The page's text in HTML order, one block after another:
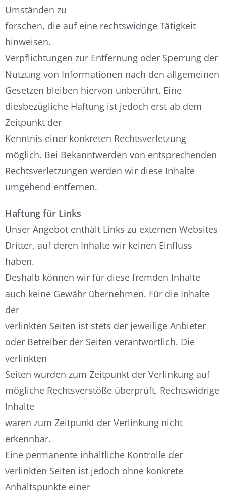
Umständen zu
forschen, die auf eine rechtswidrige Tätigkeit
hinweisen.
Verpflichtungen zur Entfernung oder Sperrung der
Nutzung von Informationen nach den allgemeinen
Gesetzen bleiben hiervon unberührt. Eine
diesbezügliche Haftung ist jedoch erst ab dem
Zeitpunkt der
Kenntnis einer konkreten Rechtsverletzung
möglich. Bei Bekanntwerden von entsprechenden
Rechtsverletzungen werden wir diese Inhalte
umgehend entfernen.
Haftung für Links
Unser Angebot enthält Links zu externen Websites
Dritter, auf deren Inhalte wir keinen Einfluss
haben.
Deshalb können wir für diese fremden Inhalte
auch keine Gewähr übernehmen. Für die Inhalte
der
verlinkten Seiten ist stets der jeweilige Anbieter
oder Betreiber der Seiten verantwortlich. Die
verlinkten
Seiten wurden zum Zeitpunkt der Verlinkung auf
mögliche Rechtsverstöße überprüft. Rechtswidrige
Inhalte
waren zum Zeitpunkt der Verlinkung nicht
erkennbar.
Eine permanente inhaltliche Kontrolle der
verlinkten Seiten ist jedoch ohne konkrete
Anhaltspunkte einer